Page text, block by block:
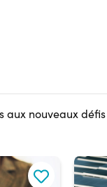
aux nouveaux défis